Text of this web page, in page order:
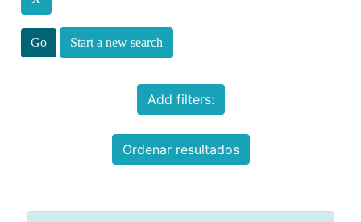
Start a new search
Add filters:
Ordenar resultados